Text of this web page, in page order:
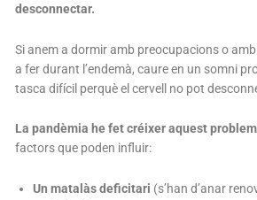
desconnectar.
Si anem a dormir amb preocupacions o
a fer durant l’endemà, caure en un somni
tasca difícil perquè el cervell no pot
La pandèmia he fet créixer aquest
factors que poden influir:
Un matalàs deficitari (s’han d’anar